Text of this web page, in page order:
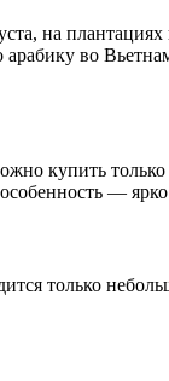
на
во
купить
—
только